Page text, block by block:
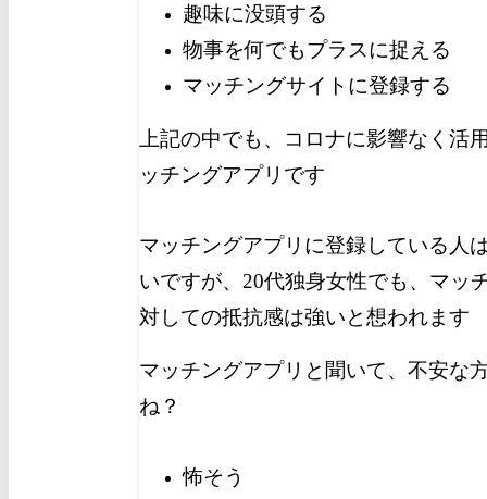
趣味に没頭する
物事を何でもプラスに捉える
マッチングサイトに登録する
上記の中でも、コロナに影響なく活
ッチングアプリです
マッチングアプリに登録している人
いですが、20代独身女性でも、マッ
対しての抵抗感は強いと想われます
マッチングアプリと聞いて、不安な
ね？
怖そう